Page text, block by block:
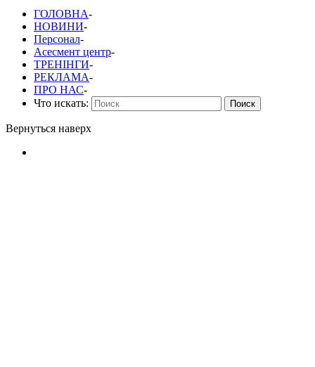
ГОЛОВНА-
НОВИНИ-
Персонал-
Асесмент центр-
ТРЕНІНГИ-
РЕКЛАМА-
ПРО НАС-
Что искать:
Поиск
Вернуться наверх